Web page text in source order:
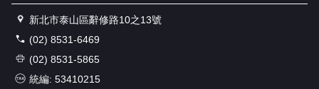
新北市泰山區辭修路10之13號
(02) 8531-6469
(02) 8531-5865
統編: 53410215